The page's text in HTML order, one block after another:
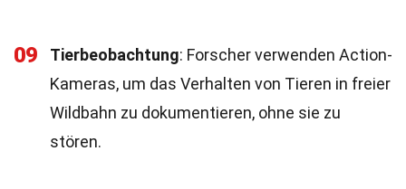
09 Tierbeobachtung: Forscher verwenden Action-
Kameras, um das Verhalten von Tieren in freier
Wildbahn zu dokumentieren, ohne sie zu
stören.